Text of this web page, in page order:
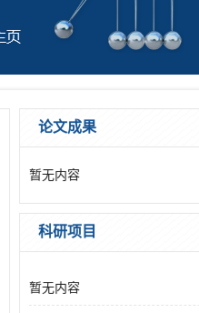
论文成果
暂无内容
科研项目
暂无内容